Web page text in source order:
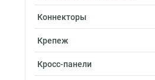
Коннекторы
Крепеж
Кросс-панели